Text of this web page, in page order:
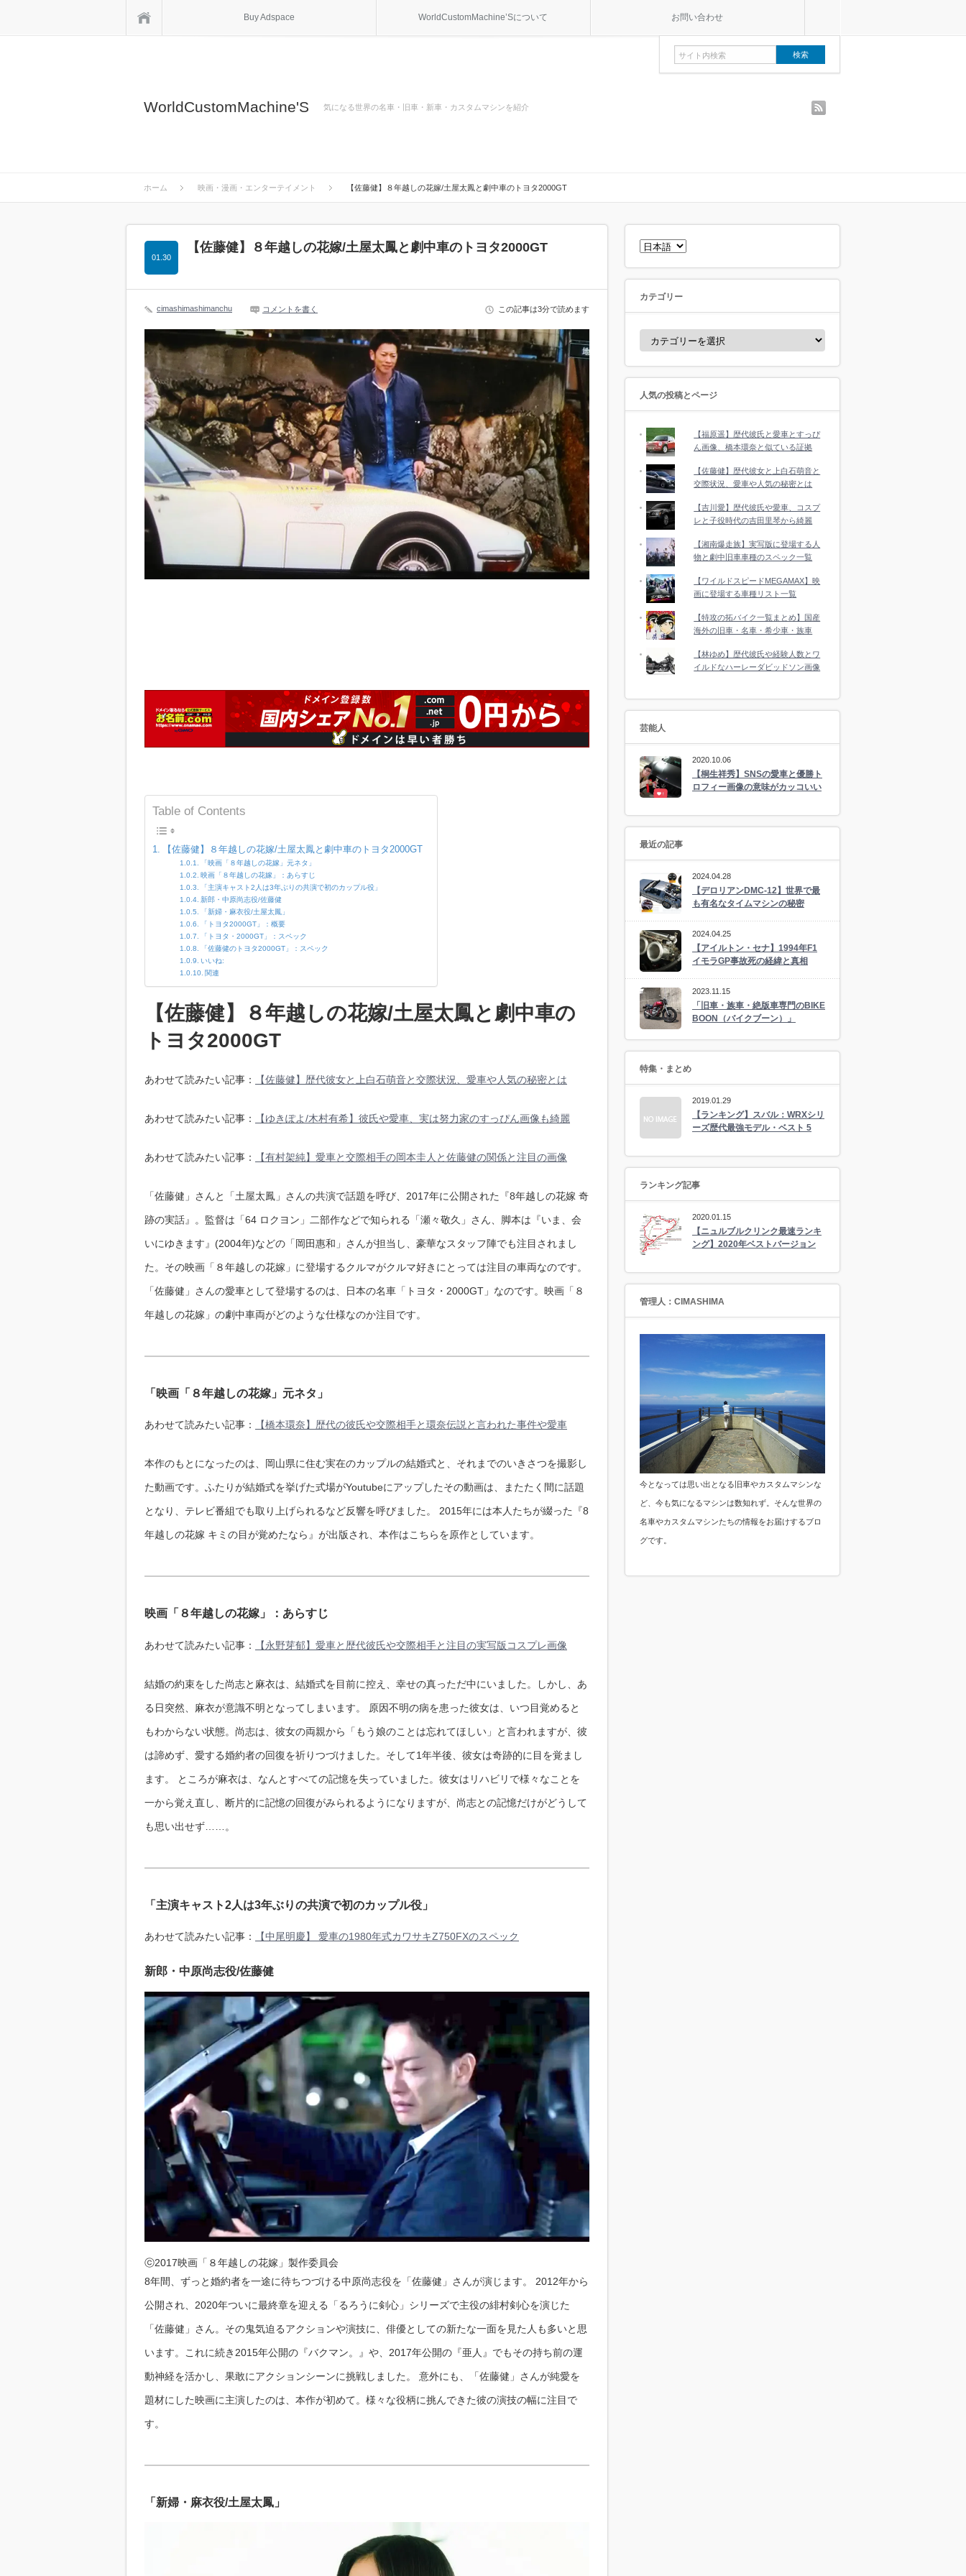
Buy Adspace WorldCustomMachine’Sについて お問い合わせ
WorldCustomMachine'S 気になる世界の名車・旧車・新車・カスタムマシンを紹介
ホーム 映画・漫画・エンターテイメント 【佐藤健】８年越しの花嫁/土屋太鳳と劇中車のトヨタ2000GT
【佐藤健】８年越しの花嫁/土屋太鳳と劇中車のトヨタ2000GT
01.30
cimashimashimanchu コメントを書く この記事は3分で読めます
Table of Contents
【佐藤健】８年越しの花嫁/土屋太鳳と劇中車のトヨタ2000GT
「映画「８年越しの花嫁」元ネタ」
映画「８年越しの花嫁」：あらすじ
「主演キャスト2人は3年ぶりの共演で初のカップル役」
新郎・中原尚志役/佐藤健
「新婦・麻衣役/土屋太鳳」
「トヨタ2000GT」：概要
「トヨタ・2000GT」：スペック
「佐藤健のトヨタ2000GT」：スペック
いいね:
関連
【佐藤健】８年越しの花嫁/土屋太鳳と劇中車の
トヨタ2000GT
あわせて読みたい記事： 【佐藤健】歴代彼女と上白石萌音と交際状況、愛車や人気の秘密とは
あわせて読みたい記事： 【ゆきぽよ/木村有希】彼氏や愛車、実は努力家のすっぴん画像も綺麗
あわせて読みたい記事： 【有村架純】愛車と交際相手の岡本圭人と佐藤健の関係と注目の画像
「佐藤健」さんと「土屋太鳳」さんの共演で話題を呼び、2017年に公開された『8年越しの花嫁 奇
跡の実話』。監督は「64 ロクヨン」二部作などで知られる「瀬々敬久」さん、脚本は『いま、会
いにゆきます』(2004年)などの「岡田惠和」さんが担当し、豪華なスタッフ陣でも注目されまし
た。その映画「８年越しの花嫁」に登場するクルマがクルマ好きにとっては注目の車両なのです。
「佐藤健」さんの愛車として登場するのは、日本の名車「トヨタ・2000GT」なのです。映画「８
年越しの花嫁」の劇中車両がどのような仕様なのか注目です。
「映画「８年越しの花嫁」元ネタ」
あわせて読みたい記事： 【橋本環奈】歴代の彼氏や交際相手と環奈伝説と言われた事件や愛車
本作のもとになったのは、岡山県に住む実在のカップルの結婚式と、それまでのいきさつを撮影し
た動画です。ふたりが結婚式を挙げた式場がYoutubeにアップしたその動画は、またたく間に話題
となり、テレビ番組でも取り上げられるなど反響を呼びました。 2015年には本人たちが綴った『8
年越しの花嫁 キミの目が覚めたなら』が出版され、本作はこちらを原作としています。
映画「８年越しの花嫁」：あらすじ
あわせて読みたい記事： 【永野芽郁】愛車と歴代彼氏や交際相手と注目の実写版コスプレ画像
結婚の約束をした尚志と麻衣は、結婚式を目前に控え、幸せの真っただ中にいました。しかし、あ
る日突然、麻衣が意識不明となってしまいます。 原因不明の病を患った彼女は、いつ目覚めると
もわからない状態。尚志は、彼女の両親から「もう娘のことは忘れてほしい」と言われますが、彼
は諦めず、愛する婚約者の回復を祈りつづけました。そして1年半後、彼女は奇跡的に目を覚まし
ます。 ところが麻衣は、なんとすべての記憶を失っていました。彼女はリハビリで様々なことを
一から覚え直し、断片的に記憶の回復がみられるようになりますが、尚志との記憶だけがどうして
も思い出せず……。
「主演キャスト2人は3年ぶりの共演で初のカップル役」
あわせて読みたい記事： 【中尾明慶】 愛車の1980年式カワサキZ750FXのスペック
新郎・中原尚志役/佐藤健
ⓒ2017映画「８年越しの花嫁」製作委員会
8年間、ずっと婚約者を一途に待ちつづける中原尚志役を「佐藤健」さんが演じます。 2012年から
公開され、2020年ついに最終章を迎える「るろうに剣心」シリーズで主役の緋村剣心を演じた
「佐藤健」さん。その鬼気迫るアクションや演技に、俳優としての新たな一面を見た人も多いと思
います。これに続き2015年公開の『バクマン。』や、2017年公開の『亜人』でもその持ち前の運
動神経を活かし、果敢にアクションシーンに挑戦しました。 意外にも、「佐藤健」さんが純愛を
題材にした映画に主演したのは、本作が初めて。様々な役柄に挑んできた彼の演技の幅に注目で
す。
「新婦・麻衣役/土屋太鳳」
言
語
カテゴリー
人気の投稿とページ
【福原遥】歴代彼氏と愛車とすっぴ
ん画像、橋本環奈と似ている証拠
【佐藤健】歴代彼女と上白石萌音と
交際状況、愛車や人気の秘密とは
【吉川愛】歴代彼氏や愛車、コスプ
レと子役時代の吉田里琴から綺麗
【湘南爆走族】実写版に登場する人
物と劇中旧車車種のスペック一覧
【ワイルドスピードMEGAMAX】映
画に登場する車種リスト一覧
【特攻の拓バイク一覧まとめ】国産
海外の旧車・名車・希少車・族車
【林ゆめ】歴代彼氏や経験人数とワ
イルドなハーレーダビッドソン画像
芸能人
2020.10.06
【桐生祥秀】SNSの愛車と優勝ト
ロフィー画像の意味がカッコいい
最近の記事
2024.04.28
【デロリアンDMC-12】世界で最
も有名なタイムマシンの秘密
2024.04.25
【アイルトン・セナ】1994年F1
イモラGP事故死の経緯と真相
2023.11.15
「旧車・族車・絶版車専門のBIKE
BOON（バイクブーン）」
特集・まとめ
2019.01.29
【ランキング】スバル：WRXシリ
ーズ歴代最強モデル・ベスト 5
ランキング記事
2020.01.15
【ニュルブルクリンク最速ランキ
ング】2020年ベストバージョン
管理人：CIMASHIMA
今となっては思い出となる旧車やカスタムマシンな
ど、今も気になるマシンは数知れず。そんな世界の
名車やカスタムマシンたちの情報をお届けするブロ
グです。